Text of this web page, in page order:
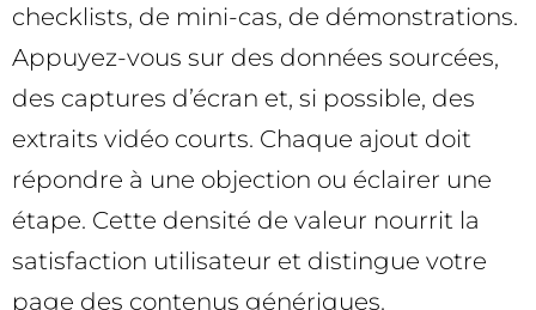
checklists, de mini-cas, de démonstrations.
Appuyez-vous sur des données sourcées,
des captures d’écran et, si possible, des
extraits vidéo courts. Chaque ajout doit
répondre à une objection ou éclairer une
étape. Cette densité de valeur nourrit la
satisfaction utilisateur et distingue votre
page des contenus génériques.